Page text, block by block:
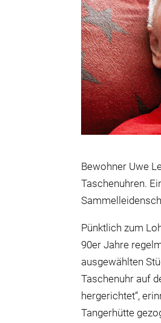
Bewohner Uwe
Taschenuhren.
Pünktlich zum
90er Jahre
ausgewählten
Taschenuhr auf
hergerichtet“,
Tangerhütte